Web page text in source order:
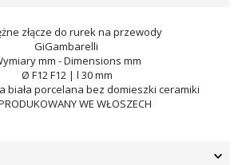
złącze do rurek na przewody
GiGambarelli
mm - Dimensions mm
Ø F12 F12 | l 30 mm
biała porcelana bez domieszki ceramiki
WE WŁOSZECH